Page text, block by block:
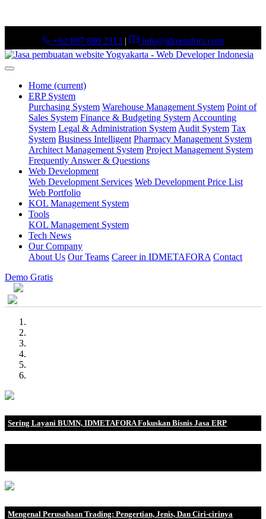
+62 897 880 2313 | info@idmetafora.com
Home (current)
ERP System
Purchasing System Warehouse Management System Point of
Sales System Finance & Budgeting System Accounting
System Legal & Administration System Audit System Tax
System Business Intelligent Pharmacy Management System
Architect Management System Project Management System
Frequently Answer & Questions
Web Development
Web Development Services Web Development Price List
Web Portfolio
KOL Management System
Tools
KOL Management System
Tech News
Our Company
About Us Our Teams Career in IDMETAFORA Contact
Demo Gratis
Sering Layani BUMN, IDMETAFORA Fokuskan Bisnis Jasa ERP
Mengenal Perusahaan Trading: Pengertian, Jenis, Dan Ciri-cirinya